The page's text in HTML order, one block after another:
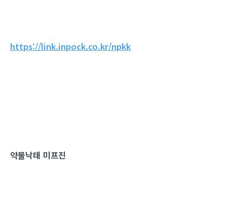
https://link.inpock.co.kr/npkk
약물낙태 미프진